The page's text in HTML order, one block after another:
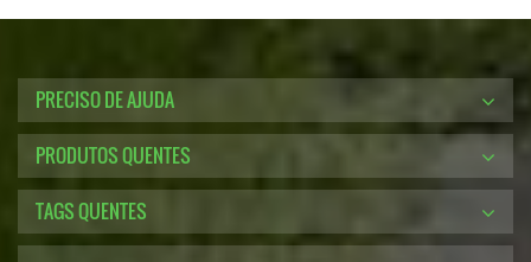
PRECISO DE AJUDA
PRODUTOS QUENTES
TAGS QUENTES